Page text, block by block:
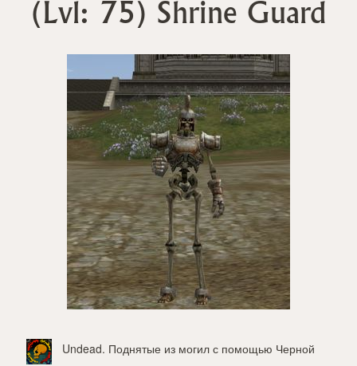
(Lvl: 75) Shrine Guard
Undead. Поднятые из могил с помощью Черной